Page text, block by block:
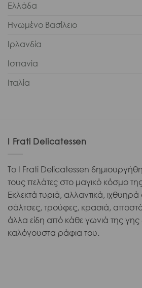
Ελλάδα
Ηνωμένο Βασίλειο
Ιρλανδία
Ισπανία
Ιταλία
I Frati Delicatessen
Το I Frati Delicatessen
τους πελάτες στο μαγικό κόσμο
Εκλεκτά τυριά, αλλαντικά,
σάλτσες, τρούφες, κρασιά,
άλλα είδη από κάθε γωνιά της
καλόγουστα ράφια του.